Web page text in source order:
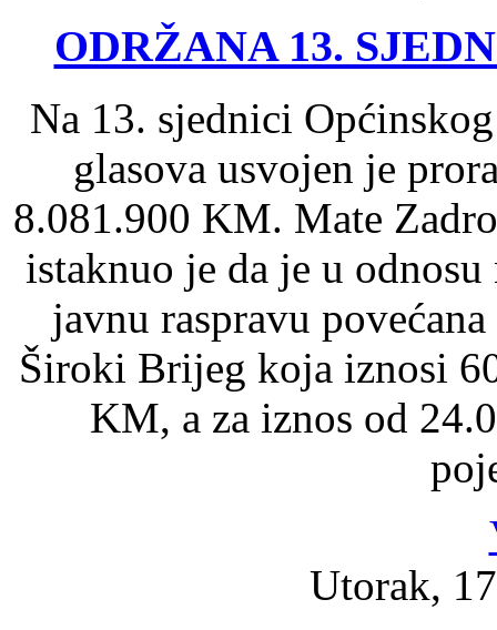
ODRŽANA 13.
Na 13. sjednici
glasova usvojen je
8.081.900 KM. Mate
istaknuo je da je u
javnu raspravu
Široki Brijeg koja iznosi
KM, a za iznos od
Utorak,